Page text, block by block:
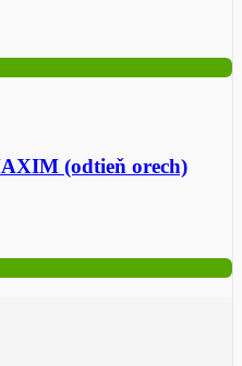
(odtieň orech)